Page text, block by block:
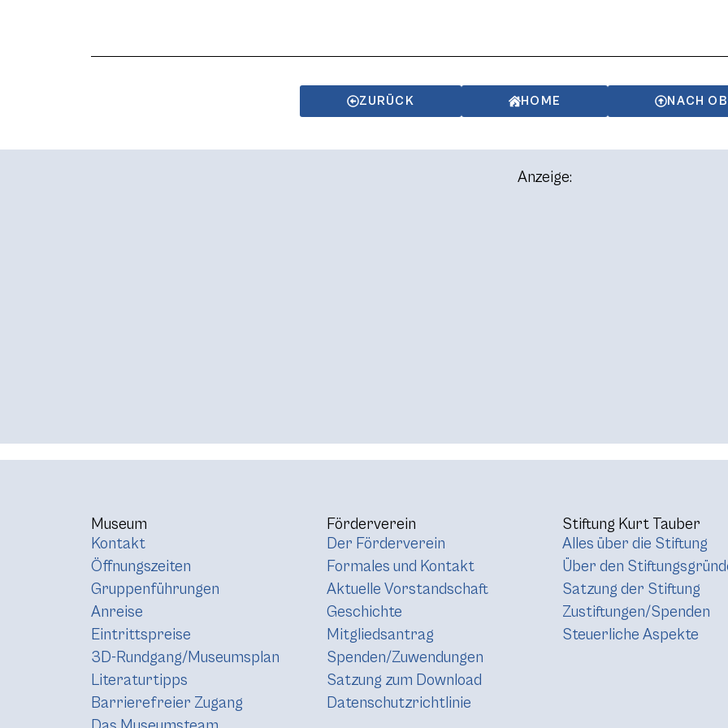
ZURÜCK HOME NACH
Anzeige:
Museum
Kontakt
Öffnungszeiten
Gruppenführungen
Anreise
Eintrittspreise
3D-Rundgang/Museumsplan
Literaturtipps
Barrierefreier Zugang
Förderverein
Der Förderverein
Formales und Kontakt
Aktuelle Vorstandschaft
Geschichte
Mitgliedsantrag
Spenden/Zuwendungen
Satzung zum Download
Datenschutzrichtlinie
Stiftung Kurt Tauber
Alles über die Stiftung
Über den
Satzung der Stiftung
Zustiftungen/Spenden
Steuerliche Aspekte